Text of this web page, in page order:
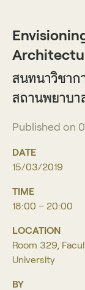
สนทนาวิชา
สถานพยาบา
Published on
DATE
15/03/2019
TIME
18:00 – 20:00
LOCATION
Room 329,
University
BY